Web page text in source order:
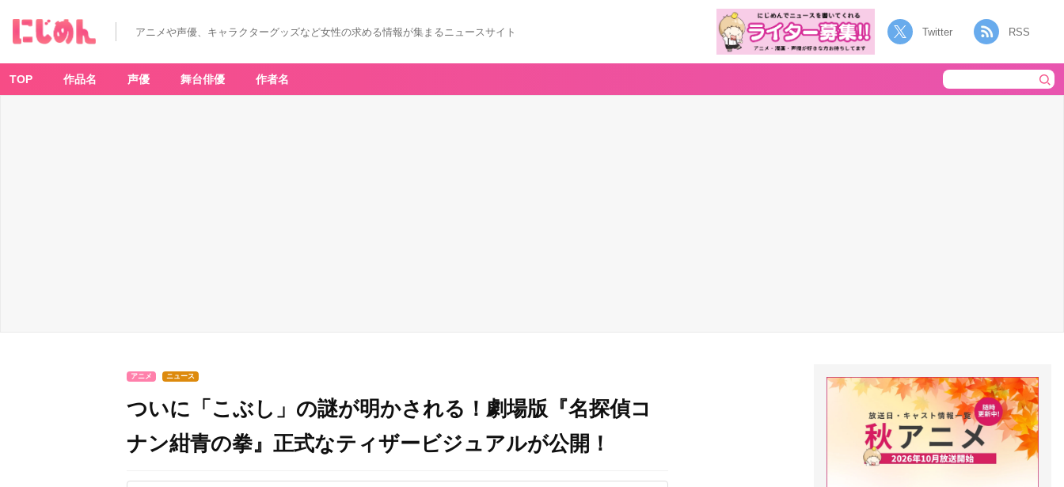
アニメや声優、キャラクターグッズなど女性の求める情報が集まるニュースサイト Twitter RSS
TOP 作品名 声優 舞台俳優 作者名
アニメ ニュース
ついに「こぶし」の謎が明かされる！劇場版『名探偵コ
ナン紺青の拳』正式なティザービジュアルが公開！